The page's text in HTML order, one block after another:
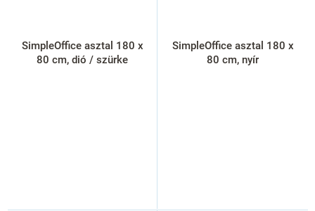
SimpleOffice asztal 180 x
80 cm, dió / szürke
SimpleOffice asztal 180 x
80 cm, nyír